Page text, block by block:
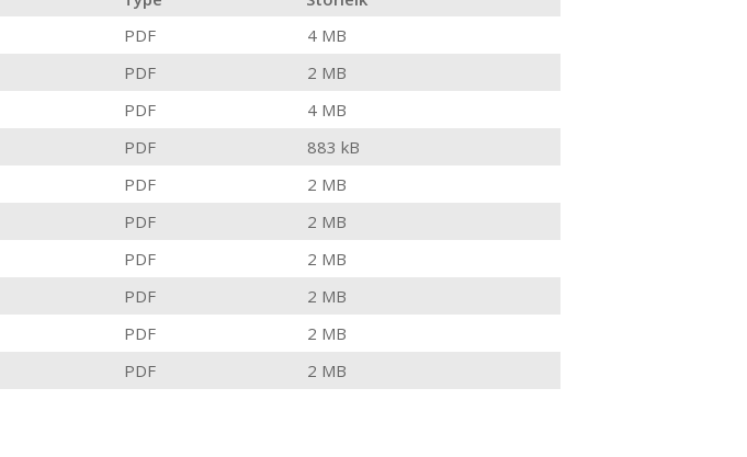
PDF
4 MB
PDF
2 MB
PDF
4 MB
PDF
883 kB
PDF
2 MB
PDF
2 MB
PDF
2 MB
PDF
2 MB
PDF
2 MB
PDF 2 MB